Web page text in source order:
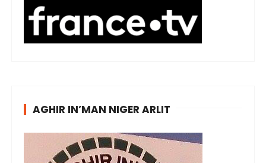
AGHIR IN’MAN NIGER ARLIT